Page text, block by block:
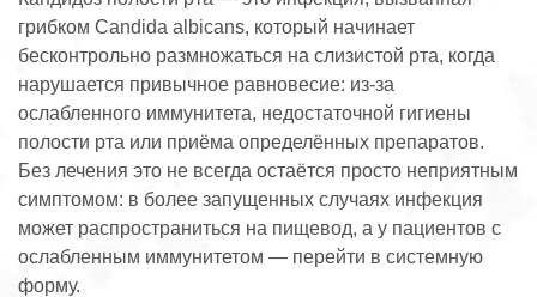
грибком Candida albicans, который начинает
бесконтрольно размножаться на слизистой рта, когда
нарушается привычное равновесие: из-за
ослабленного иммунитета, недостаточной гигиены
полости рта или приёма определённых препаратов.
Без лечения это не всегда остаётся просто неприятным
симптомом: в более запущенных случаях инфекция
может распространиться на пищевод, а у пациентов с
ослабленным иммунитетом — перейти в системную
форму.